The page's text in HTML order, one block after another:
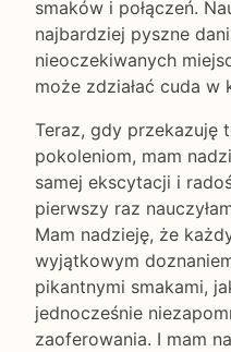
smaków i połączeń.
najbardziej pyszne
nieoczekiwanych
może zdziałać cuda w
Teraz, gdy przekazuję
pokoleniom, mam
samej ekscytacji i
pierwszy raz
Mam nadzieję, że
wyjątkowym
pikantnymi smakami,
jednocześnie
zaoferowania. I mam